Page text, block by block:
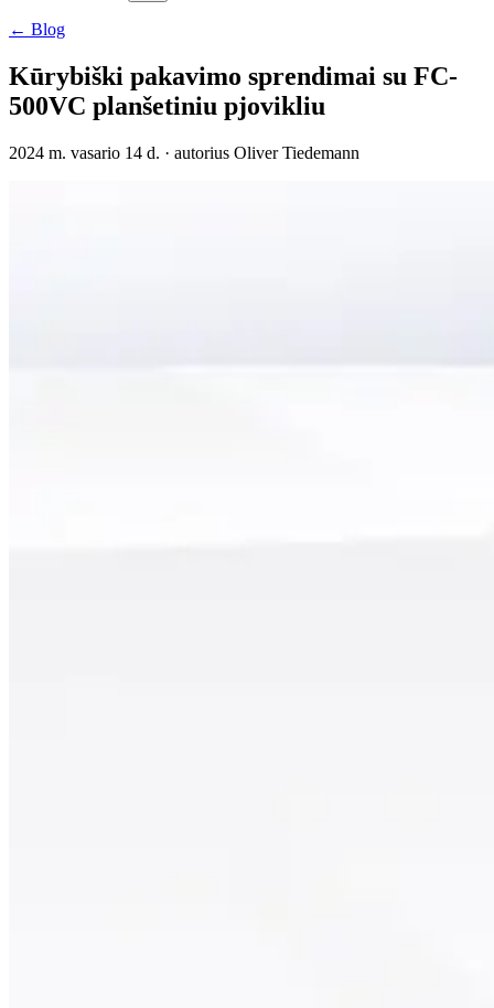
← Blog
Kūrybiški pakavimo sprendimai su FC-
500VC planšetiniu pjovikliu
2024 m. vasario 14 d. · autorius Oliver Tiedemann